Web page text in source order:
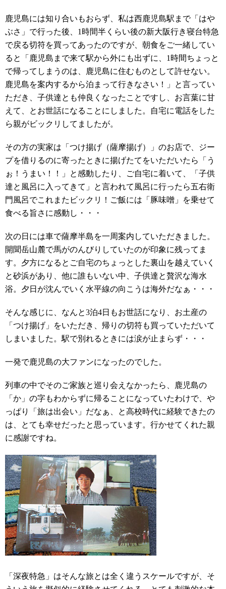
鹿児島には知り合いもおらず、私は西鹿児島駅まで「はや
ぶさ」で行った後、1時間半くらい後の新大阪行き寝台特急
で戻る切符を買ってあったのですが、朝食をご一緒してい
ると「鹿児島まで来て駅から外にも出ずに、1時間ちょっと
で帰ってしまうのは、鹿児島に住むものとして許せない。
鹿児島を案内するから泊まって行きなさい！」と言ってい
ただき、子供達とも仲良くなったことですし、お言葉に甘
えて、とお世話になることにしました。自宅に電話をした
ら親がビックリしてましたが。
その方の実家は「つけ揚げ（薩摩揚げ）」のお店で、ジー
プを借りるのに寄ったときに揚げたてをいただいたら「う
ぉ！うまい！！」と感動したり、ご自宅に着いて、「子供
達と風呂に入ってきて」と言われて風呂に行ったら五右衛
門風呂でこれまたビックリ！ご飯には「豚味噌」を乗せて
食べる旨さに感動し・・・
次の日には車で薩摩半島を一周案内していただきました。
開聞岳山麓で馬がのんびりしていたのが印象に残ってま
す。夕方になるとご自宅のちょっとした裏山を越えていく
と砂浜があり、他に誰もいない中、子供達と贅沢な海水
浴。夕日が沈んでいく水平線の向こうは海外だなぁ・・・
そんな感じに、なんと3泊4日もお世話になり、お土産の
「つけ揚げ」をいただき、帰りの切符も買っていただいて
しまいました。駅で別れるときには涙が止まらず・・・
一発で鹿児島の大ファンになったのでした。
列車の中でそのご家族と巡り会えなかったら、鹿児島の
「か」の字もわからずに帰ることになっていたわけで、や
っぱり「旅は出会い」だなぁ、と高校時代に経験できたの
は、とても幸せだったと思っています。行かせてくれた親
に感謝ですね。
「深夜特急」はそんな旅とは全く違うスケールですが、そ